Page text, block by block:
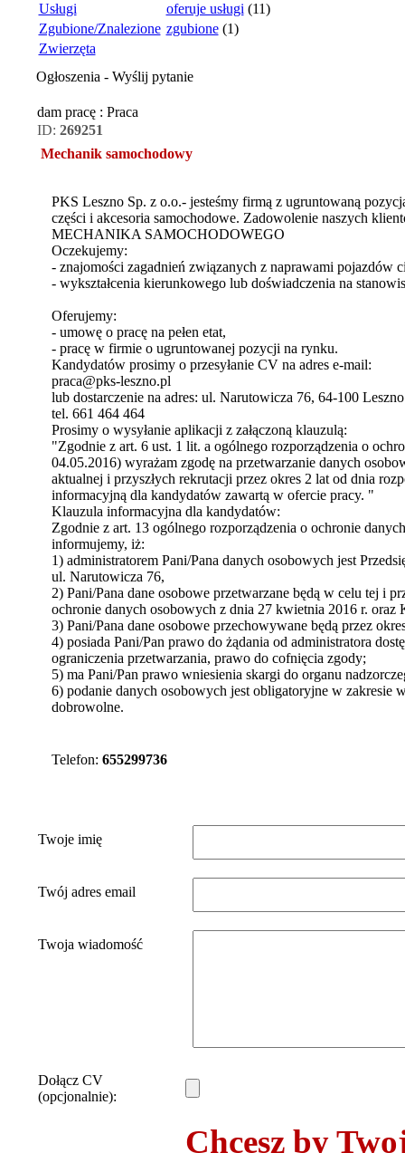
Usługi
oferuje usługi (11)
Zgubione/Znalezione zgubione(1)
Zwierzęta
Ogłoszenia - Wyślij pytanie
dam pracę : Praca
ID: 269251
Mechanik samochodowy
PKS Leszno Sp. z o.o.- jesteśmy firmą z ugruntowaną
części i akcesoria samochodowe. Zadowolenie naszych
MECHANIKA SAMOCHODOWEGO
Oczekujemy:
- znajomości zagadnień związanych z naprawami pojazdów
- wykształcenia kierunkowego lub doświadczenia na
Oferujemy:
- umowę o pracę na pełen etat,
- pracę w firmie o ugruntowanej pozycji na rynku.
Kandydatów prosimy o przesyłanie CV na adres e-mail:
praca@pks-leszno.pl
lub dostarczenie na adres: ul. Narutowicza 76, 64-100 Leszno
tel. 661 464 464
Prosimy o wysyłanie aplikacji z załączoną klauzulą:
"Zgodnie z art. 6 ust. 1 lit. a ogólnego rozporządzenia o
04.05.2016) wyrażam zgodę na przetwarzanie danych
aktualnej i przyszłych rekrutacji przez okres 2 lat od dnia
informacyjną dla kandydatów zawartą w ofercie pracy. "
Klauzula informacyjna dla kandydatów:
Zgodnie z art. 13 ogólnego rozporządzenia o ochronie
informujemy, iż:
1) administratorem Pani/Pana danych osobowych jest
ul. Narutowicza 76,
2) Pani/Pana dane osobowe przetwarzane będą w celu tej i
ochronie danych osobowych z dnia 27 kwietnia 2016 r. oraz
3) Pani/Pana dane osobowe przechowywane będą przez
4) posiada Pani/Pan prawo do żądania od administratora
ograniczenia przetwarzania, prawo do cofnięcia zgody;
5) ma Pani/Pan prawo wniesienia skargi do organu
6) podanie danych osobowych jest obligatoryjne w zakresie
dobrowolne.
Telefon: 655299736
Twoje imię
Twój adres email
Twoja wiadomość
Dołącz CV
(opcjonalnie):
Chcesz by